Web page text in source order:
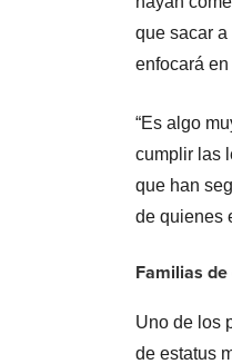
que sacar a
enfocará en
“Es algo
cumplir las
que han
de quienes
Familias
Uno de los
de estatus